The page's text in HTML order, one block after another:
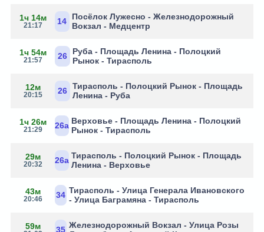
1ч 14м
21:17 14
Посёлок Лужесно - Железнодорожный
Вокзал - Медцентр
1ч 54м
21:57 26
Руба - Площадь Ленина - Полоцкий
Рынок - Тирасполь
12м
20:15 26 Тирасполь - Полоцкий Рынок - Площадь
Ленина - Руба
1ч 26м
21:29 26а Верховье - Площадь Ленина - Полоцкий
Рынок - Тирасполь
29м
20:32 26а Тирасполь - Полоцкий Рынок - Площадь
Ленина - Верховье
43м
20:46 34 Тирасполь - Улица Генерала Ивановского
- Улица Баграмяна - Тирасполь
59м 35 Железнодорожный Вокзал - Улица Розы